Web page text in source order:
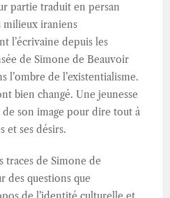
partie traduit en persan
milieux iraniens
l’écrivaine depuis les
de Simone de Beauvoir
l’ombre de l’existentialisme.
bien changé. Une jeunesse
son image pour dire tout à
et ses désirs.
traces de Simone de
des questions que